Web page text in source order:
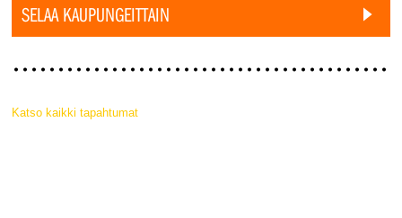
SELAA KAUPUNGEITTAIN
Katso kaikki tapahtumat